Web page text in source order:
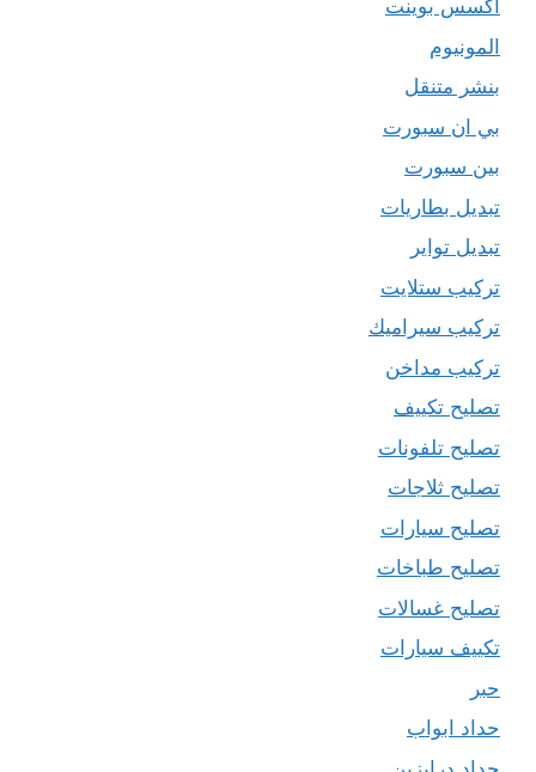
اكسس بوينت
المونيوم
بنشر متنقل
بي ان سبورت
بين سبورت
تبديل بطاريات
تبديل تواير
تركيب ستلايت
تركيب سيراميك
تركيب مداخن
تصليح تكييف
تصليح تلفونات
تصليح ثلاجات
تصليح سيارات
تصليح طباخات
تصليح غسالات
تكييف سيارات
حبر
حداد ابواب